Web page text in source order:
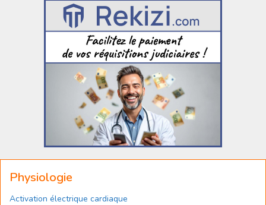
Physiologie
Activation électrique cardiaque